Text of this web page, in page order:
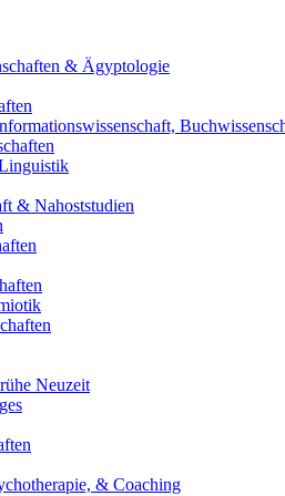
& Ägyptologie
& Nahoststudien
Neuzeit
& Coaching